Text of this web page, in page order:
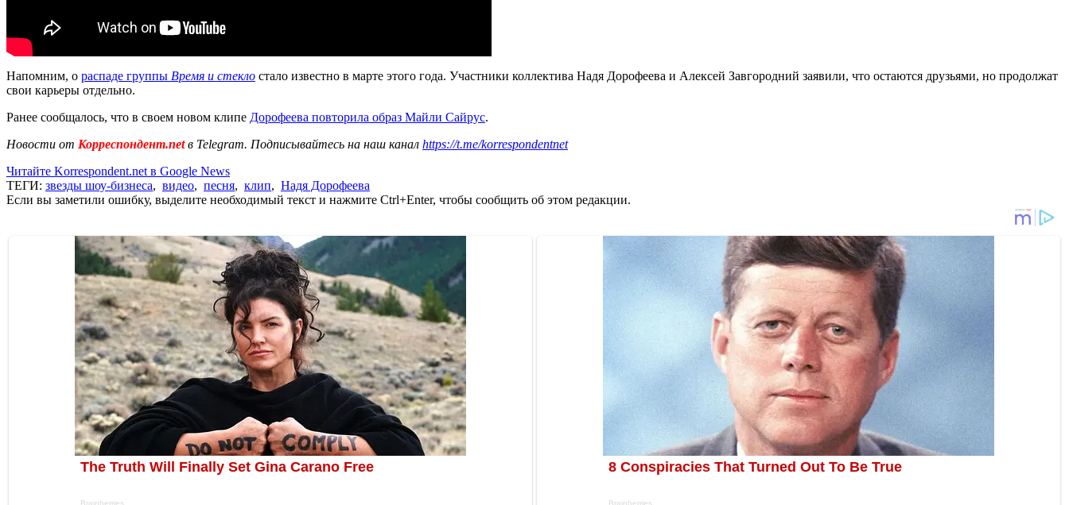
Напомним, о распаде группы Время и стекло стало известно в марте этого года. Участники коллектива Надя Дорофеева и Алексей Завгородний заявили, что остаются друзьями, но продолжат
свои карьеры отдельно.
Ранее сообщалось, что в своем новом клипе Дорофеева повторила образ Майли Сайрус.
Новости от Корреспондент.netв Telegram. Подписывайтесь на наш канал https://t.me/korrespondentnet
Читайте Korrespondent.net в Google News
ТЕГИ: звезды шоу-бизнеса, видео, песня, клип, Надя Дорофеева
Если вы заметили ошибку, выделите необходимый текст и нажмите Ctrl+Enter, чтобы сообщить об этом редакции.